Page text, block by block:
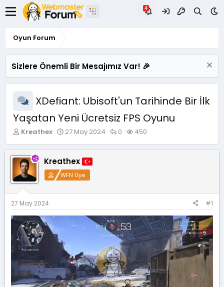
Oyun Forum
Sizlere Önemli Bir Mesajımız Var! 🎉
XDefiant: Ubisoft'un Tarihinde Bir İlk
Yaşatan Yeni Ücretsiz FPS Oyunu
K
u
y
u
B
ş
l
a
t
a
n
Kreathex
B
l
a
n
ı
t
h
i
27 May 2024
C
r
0
G
l
m
e
450
Kreathex
WFN Üye
27 May 2024 #1